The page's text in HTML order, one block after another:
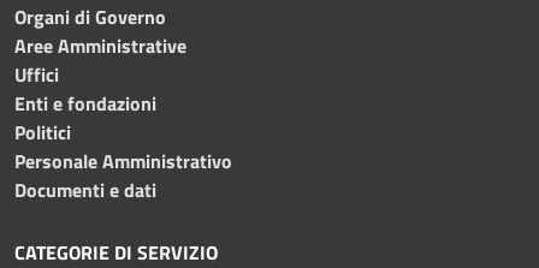
Organi di Governo
Aree Amministrative
Uffici
Enti e fondazioni
Politici
Personale Amministrativo
Documenti e dati
CATEGORIE DI SERVIZIO